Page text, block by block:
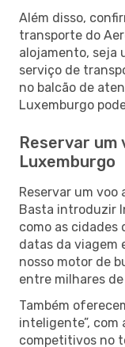
Além disso,
transporte do
alojamento, seja
serviço de
no balcão de
Luxemburgo
Reservar um
Luxemburgo
Reservar um voo
Basta introduzir
como as cidades
datas da viagem
nosso motor de
entre milhares
Também
inteligente”, com
competitivos no